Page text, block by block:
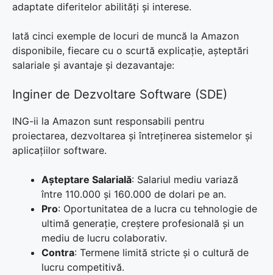
adaptate diferitelor abilități și interese.
Iată cinci exemple de locuri de muncă la Amazon
disponibile, fiecare cu o scurtă explicație, așteptări
salariale și avantaje și dezavantaje:
Inginer de Dezvoltare Software (SDE)
ING-ii la Amazon sunt responsabili pentru
proiectarea, dezvoltarea și întreținerea sistemelor și
aplicațiilor software.
Așteptare Salarială: Salariul mediu variază
între 110.000 și 160.000 de dolari pe an.
Pro: Oportunitatea de a lucra cu tehnologie de
ultimă generație, creștere profesională și un
mediu de lucru colaborativ.
Contra: Termene limită stricte și o cultură de
lucru competitivă.